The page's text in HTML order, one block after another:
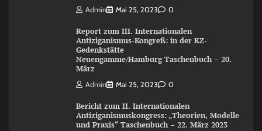
Admin Mai 25, 2023 0
Report zum III. Internationalen
Antiziganismus-Kongreß: in der KZ-
Gedenkstätte
Neuengamme/Hamburg Taschenbuch – 20.
März
Admin Mai 25, 2023 0
Bericht zum II. Internationalen
Antiziganismuskongress: „Theorien, Modelle
und Praxis“ Taschenbuch – 22. März 2023